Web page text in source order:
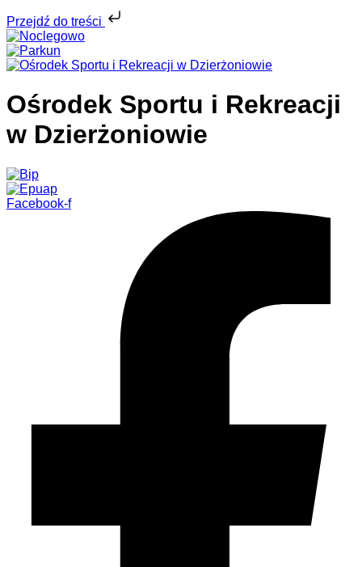
Przejdź do treści
Ośrodek Sportu i Rekreacji
w Dzierżoniowie
Facebook-f